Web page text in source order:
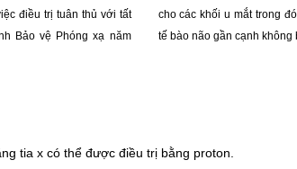
điều trị tuân thủ với tất
Bảo vệ Phóng xạ năm
cho các khối u mắt trong
tế bào não gần cạnh không
tia x có thể được điều trị bằng proton.